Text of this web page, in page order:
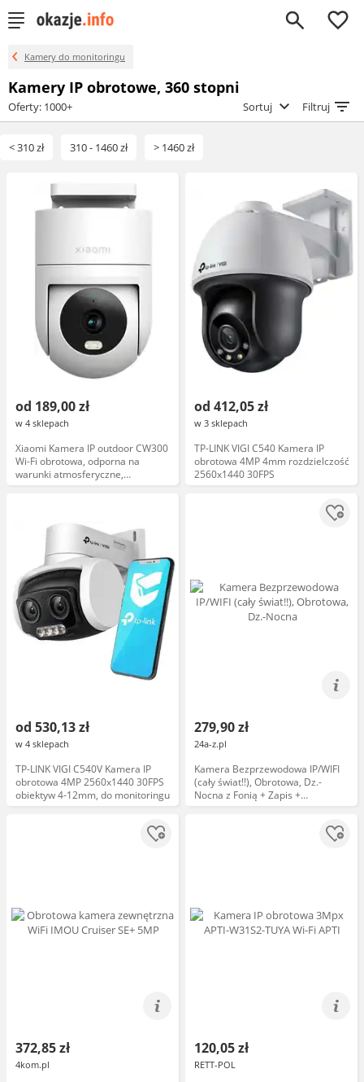
0
Kamery do monitoringu
Kamery IP obrotowe, 360 stopni
Oferty: 1000+ Sortuj Filtruj
< 310 zł 310 - 1460 zł > 1460 zł
od 189,00 zł
w 4 sklepach
Xiaomi Kamera IP outdoor CW300
Wi-Fi obrotowa, odporna na
warunki atmosferyczne,
rozdzielczość Full HD, zasilanie
od 412,05 zł
w 3 sklepach
TP-LINK VIGI C540 Kamera IP
obrotowa 4MP 4mm rozdzielczość
2560x1440 30FPS
od 530,13 zł
w 4 sklepach
TP-LINK VIGI C540V Kamera IP
obrotowa 4MP 2560x1440 30FPS
obiektyw 4-12mm, do monitoringu
279,90 zł
24a-z.pl
Kamera Bezprzewodowa IP/WIFI
(cały świat!!), Obrotowa, Dz.-
Nocna z Fonią + Zapis +
Powiadomienia...
372,85 zł
4kom.pl
120,05 zł
RETT-POL